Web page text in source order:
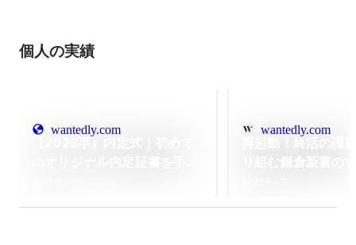
個人の実績
wantedly.com wantedly.com